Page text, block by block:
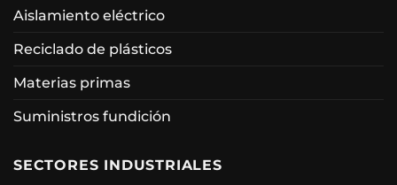
Aislamiento eléctrico
Reciclado de plásticos
Materias primas
Suministros fundición
SECTORES INDUSTRIALES